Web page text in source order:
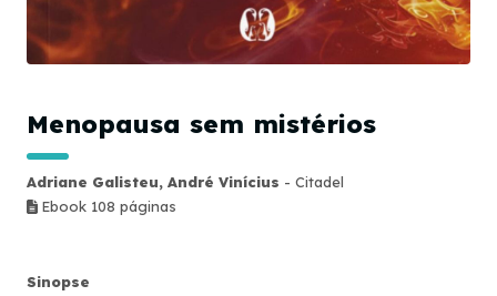
Menopausa sem mistérios
Adriane Galisteu, André Vinícius - Citadel
Ebook 108 páginas
Sinopse